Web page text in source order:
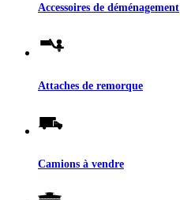
Accessoires de déménagement
Attaches de remorque
Camions à vendre